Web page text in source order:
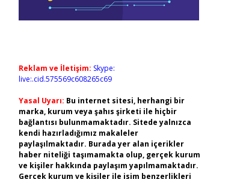
Reklam ve İletişim: Skype:
live:.cid.575569c608265c69
Yasal Uyarı: Bu internet sitesi, herhangi bir
marka, kurum veya şahıs şirketi ile hiçbir
bağlantısı bulunmamaktadır. Sitede yalnızca
kendi hazırladığımız makaleler
paylaşılmaktadır. Burada yer alan içerikler
haber niteliği taşımamakta olup, gerçek kurum
ve kişiler hakkında paylaşım yapılmamaktadır.
Gerçek kurum ve kişiler ile isim benzerlikleri